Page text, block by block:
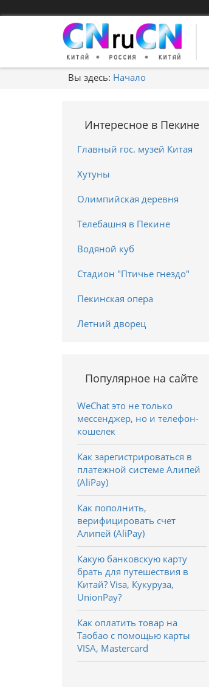
Вы здесь: Начало
Интересное в Пекине
Главный гос. музей Китая
Хутуны
Олимпийская деревня
Телебашня в Пекине
Водяной куб
Стадион "Птичье гнездо"
Пекинская опера
Летний дворец
Популярное на сайте
WeChat это не только
мессенджер, но и телефон-
кошелек
Как зарегистрироваться в
платежной системе Алипей
(AliPay)
Как пополнить,
верифицировать счет
Алипей (AliPay)
Какую банковскую карту
брать для путешествия в
Китай? Visa, Кукуруза,
UnionPay?
Как оплатить товар на
Таобао с помощью карты
VISA, Mastercard